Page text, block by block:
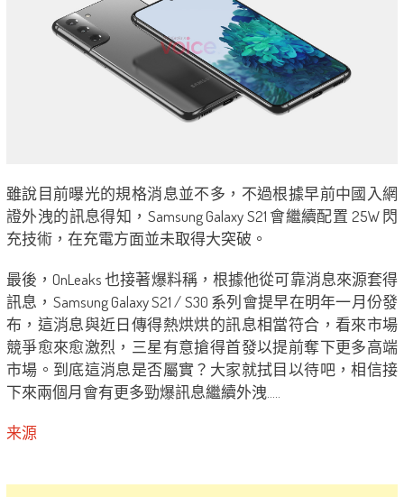
雖說目前曝光的規格消息並不多，不過根據早前中國入網
證外洩的訊息得知，Samsung Galaxy S21 會繼續配置 25W 閃
充技術，在充電方面並未取得大突破。
最後，OnLeaks 也接著爆料稱，根據他從可靠消息來源套得
訊息，Samsung Galaxy S21 / S30 系列會提早在明年一月份發
布，這消息與近日傳得熱烘烘的訊息相當符合，看來市場
競爭愈來愈激烈，三星有意搶得首發以提前奪下更多高端
市場。到底這消息是否屬實？大家就拭目以待吧，相信接
下來兩個月會有更多勁爆訊息繼續外洩…..
来源